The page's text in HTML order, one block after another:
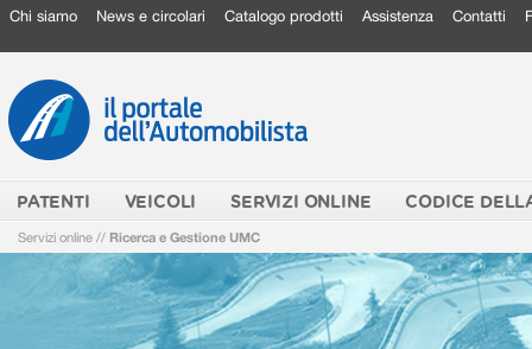
Chi siamo News e circolari Catalogo prodotti Assistenza Contatti
PATENTI VEICOLI SERVIZI ONLINE CODICE
Servizi online // Ricerca e Gestione UMC